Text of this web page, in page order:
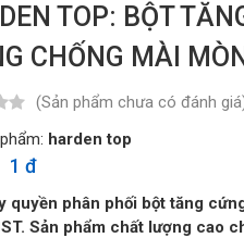
TOP: BỘT
CHỐNG MÀI
(Sản phẩm chưa có đánh
harden top
1 đ
quyền phân phối bột tăng
Sản phẩm chất lượng cao